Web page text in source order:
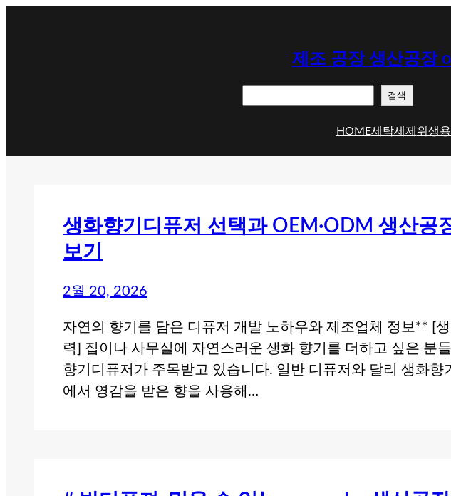
제조 공장 생산공장
검색
HOME세탁세제 위생
생화향기디퓨저 선택과 OEM·ODM 생산공
보기
2월 20, 2026
자연의 향기를 담은 디퓨저 개발 노하우와 제조업체 정보** [
력] 집이나 사무실에 자연스러운 생화 향기를 더하고 싶은 분
향기디퓨저가 주목받고 있습니다. 일반 디퓨저와 달리 생화향
에서 영감을 받은 향을 사용해…